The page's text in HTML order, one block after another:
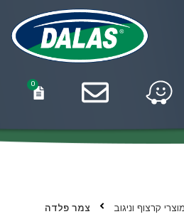
0
מוצרי קרצוף וניגוב צמר פלדה